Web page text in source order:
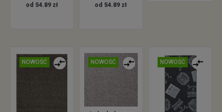
od 54.89 zł od 54.89 zł
NOWOŚĆ NOWOŚĆ NOWOŚĆ